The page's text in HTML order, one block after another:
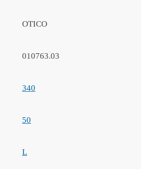
OTICO
010763.03
340
50
L